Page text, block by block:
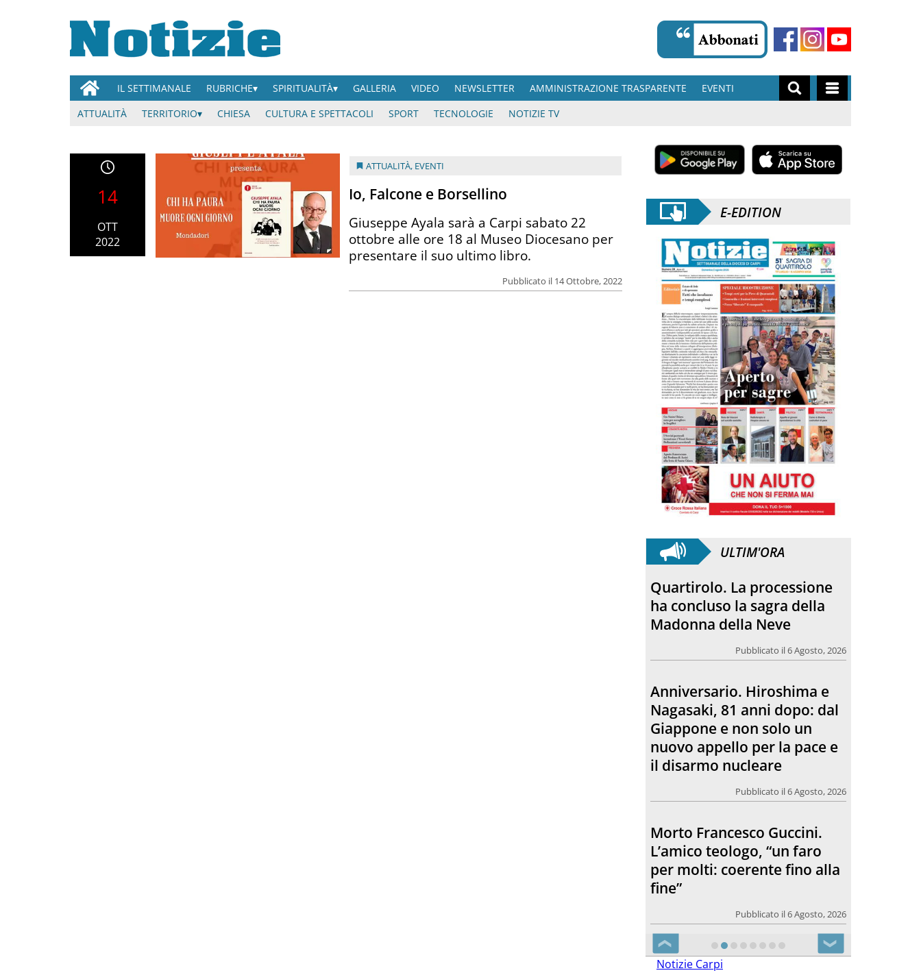
IL SETTIMANALE RUBRICHE SPIRITUALITÀ GALLERIA VIDEO NEWSLETTER AMMINISTRAZIONE TRASPARENTE
EVENTI
ATTUALITÀ
TERRITORIO CHIESA CULTURA E SPETTACOLI SPORT TECNOLOGIE NOTIZIE TV
14
OTT
2022
ATTUALITÀ, EVENTI
Io, Falcone e Borsellino
Pubblicato il 14 Ottobre, 2022
Giuseppe Ayala sarà a Carpi sabato 22
ottobre alle ore 18 al Museo Diocesano per
presentare il suo ultimo libro.
E-EDITION
ULTIM'ORA
Quartirolo. La processione
ha concluso la sagra della
Madonna della Neve
Pubblicato il 6 Agosto, 2026
Anniversario. Hiroshima e
Nagasaki, 81 anni dopo: dal
Giappone e non solo un
nuovo appello per la pace e
il disarmo nucleare
Pubblicato il 6 Agosto, 2026
Morto Francesco Guccini.
L’amico teologo, “un faro
per molti: coerente fino alla
fine”
Pubblicato il 6 Agosto, 2026
❮ ❯
Notizie Carpi